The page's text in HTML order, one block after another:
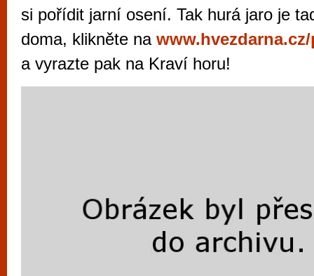
si pořídit jarní osení. Tak hurá jaro je
doma, klikněte na
a vyrazte pak na Kraví horu!